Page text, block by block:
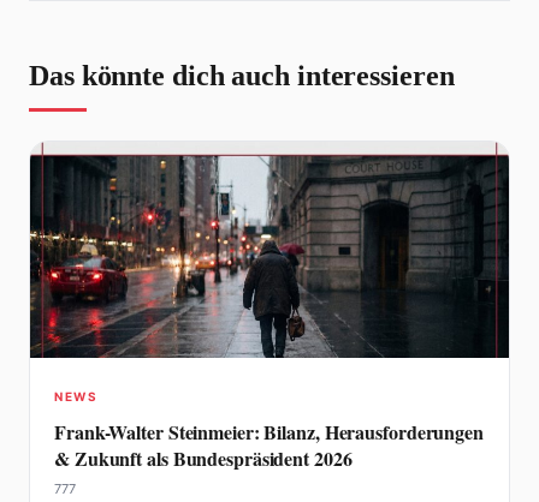
Das könnte dich auch interessieren
NEWS
Frank-Walter Steinmeier: Bilanz, Herausforderungen
& Zukunft als Bundespräsident 2026
777